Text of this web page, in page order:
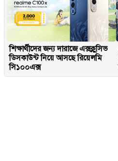
শিক্ষার্থীদের জন্য দারাজে এক্সক্লুসিভ
ডিসকাউন্ট নিয়ে আসছে রিয়েলমি
সি১০০এক্স